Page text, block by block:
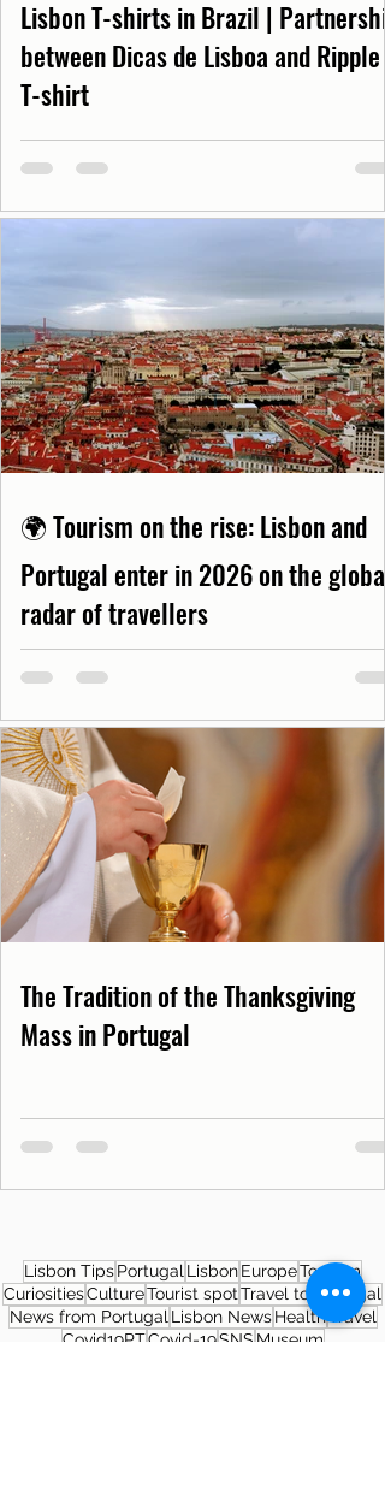
Lisbon T-shirts in Brazil | Partnership
between Dicas de Lisboa and Ripple
T-shirt
🌍 Tourism on the rise: Lisbon and
Portugal enter in 2026 on the global
radar of travellers
The Tradition of the Thanksgiving
Mass in Portugal
Lisbon TipsPortugal LisbonEuropeTourism
CuriositiesCultureTourist spotTravel to Portugal
News from Portugal Lisbon News Health
Travel
Covid19PTCovid-19SNSMuseum